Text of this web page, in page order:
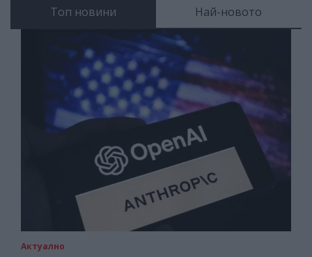
Топ новини Най-новото
Актуално